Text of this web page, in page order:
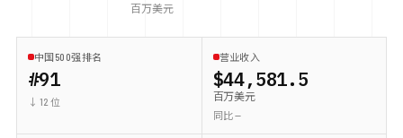
百万美元
中国500强排名
#91
↓ 12 位
营业收入
$44,581.5
百万美元
同比 —